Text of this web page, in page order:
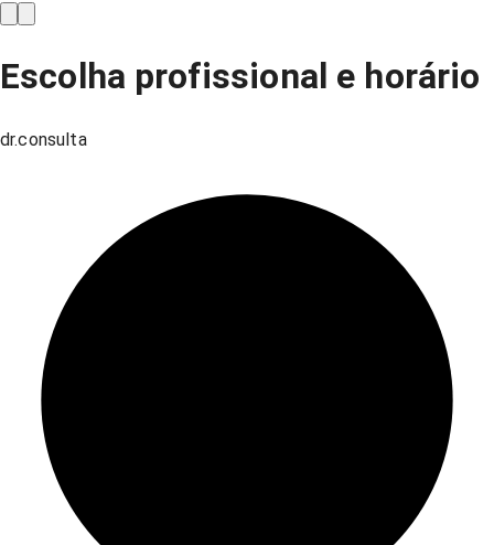
Escolha profissional e horário
dr.consulta